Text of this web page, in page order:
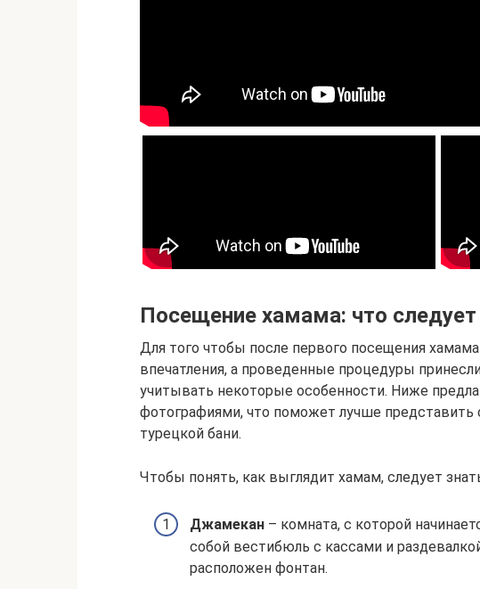
Посещение хамама: что следует
Для того чтобы после первого посещения
впечатления, а проведенные процедуры
учитывать некоторые особенности. Ниже
фотографиями, что поможет лучше представить
турецкой бани.
Чтобы понять, как выглядит хамам, следует
Джамекан – комната, с которой
собой вестибюль с кассами и
расположен фонтан.